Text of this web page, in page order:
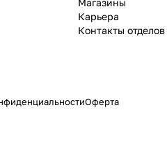
Магазины
Карьера
Контакты отделов
Оферта